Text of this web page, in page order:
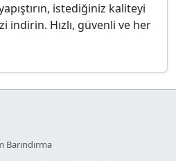
istediğiniz kaliteyi
indirin. Hızlı, güvenli ve her
Barındırma